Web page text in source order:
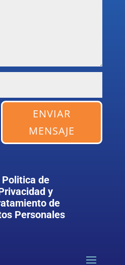
ENVIAR
MENSAJE
Politica de
y
de
Personales